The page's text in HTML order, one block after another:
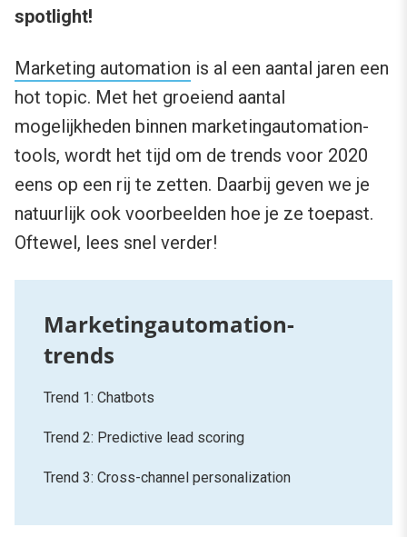
spotlight!
Marketing automation is al een aantal jaren een
hot topic. Met het groeiend aantal
mogelijkheden binnen marketingautomation-
tools, wordt het tijd om de trends voor 2020
eens op een rij te zetten. Daarbij geven we je
natuurlijk ook voorbeelden hoe je ze toepast.
Oftewel, lees snel verder!
Trend 1: Chatbots
Trend 2: Predictive lead scoring
Trend 3: Cross-channel personalization